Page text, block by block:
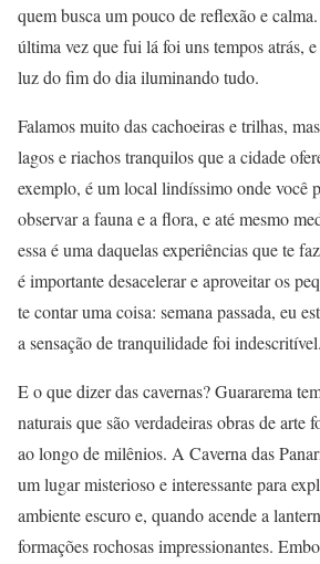
quem busca um pouco de reflexão e
última vez que fui lá foi uns tempos atrás,
luz do fim do dia iluminando tudo.
Falamos muito das cachoeiras e trilhas,
lagos e riachos tranquilos que a cidade
exemplo, é um local lindíssimo onde você
observar a fauna e a flora, e até mesmo
essa é uma daquelas experiências que te
é importante desacelerar e aproveitar os
te contar uma coisa: semana passada, eu
a sensação de tranquilidade foi indescritível.
E o que dizer das cavernas? Guararema
naturais que são verdadeiras obras de arte
ao longo de milênios. A Caverna das
um lugar misterioso e interessante para
ambiente escuro e, quando acende a
formações rochosas impressionantes.